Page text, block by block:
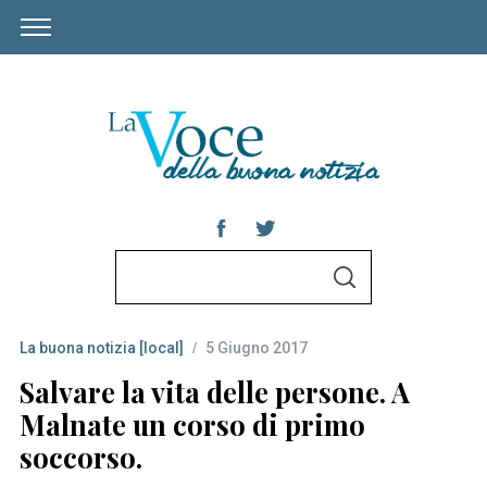
r
c
h
f
o
S
La buona notizia [local] 5 Giugno 2017
Salvare la vita delle persone. A
Malnate un corso di primo
soccorso.